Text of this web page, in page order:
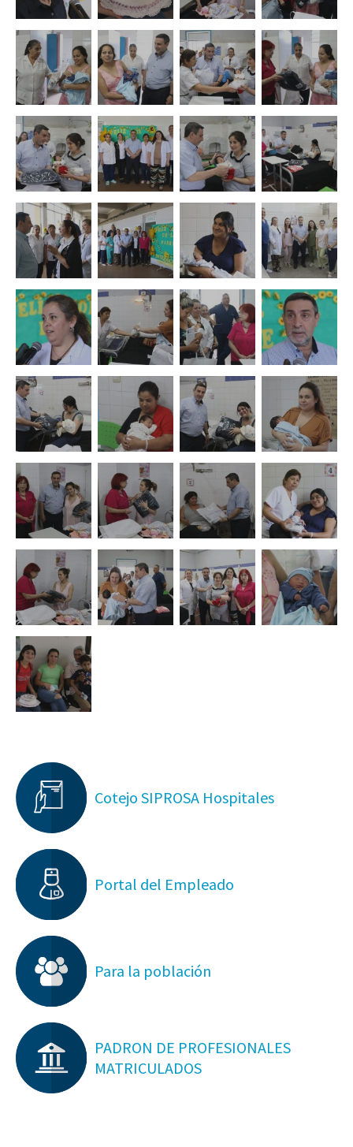
Cotejo SIPROSA Hospitales
Portal del Empleado
Para la población
PADRON DE PROFESIONALES
MATRICULADOS